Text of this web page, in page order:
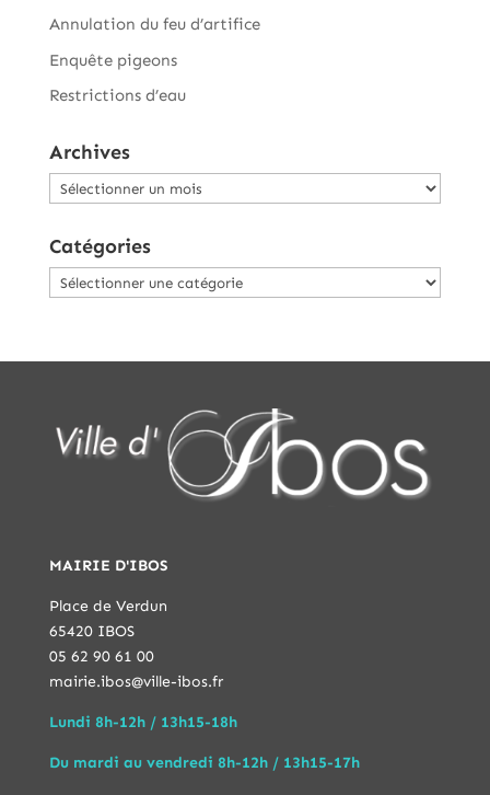
Annulation du feu d’artifice
Enquête pigeons
Restrictions d’eau
Archives
Archives
Catégories
Catégories
MAIRIE D'IBOS
Place de Verdun
65420 IBOS
05 62 90 61 00
mairie.ibos@ville-ibos.fr
Lundi 8h-12h / 13h15-18h
Du mardi au vendredi 8h-12h / 13h15-17h